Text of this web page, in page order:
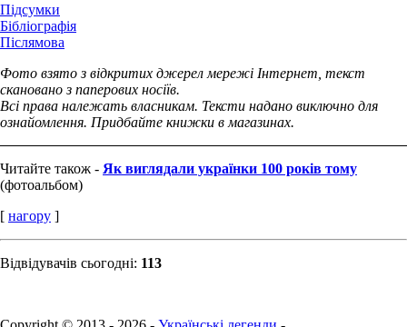
Підсумки
Бібліографія
Післямова
Фото взято з відкритих джерел мережі Інтернет, текст
скановано з паперових носіїв.
Всі права належать власникам. Тексти надано виключно для
ознайомлення. Придбайте книжки в магазинах.
Читайте також - Як виглядали українки 100 років тому
(фотоальбом)
[ нагору ]
Відвідувачів сьогодні: 113